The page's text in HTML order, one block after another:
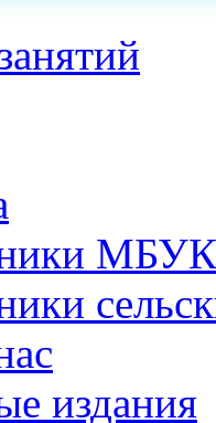
издания